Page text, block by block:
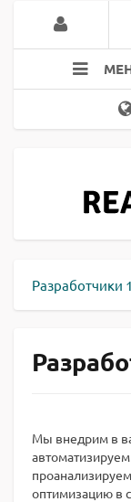
Разработчики
Мы внедрим в
оптимизацию в